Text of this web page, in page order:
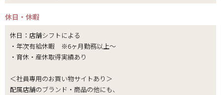
休日・休暇
休日：店舗シフトによる
・年次有給休暇 ※6ヶ月勤務以上～
・育休・産休取得実績あり
＜社員専用のお買い物サイトあり＞
配属店舗のブランド・商品の他にも、